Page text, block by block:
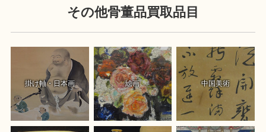
その他骨董品買取品目
掛け軸・日本画 絵画 中国美術